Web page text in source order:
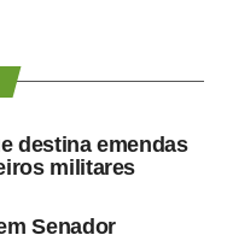
sua redução ao
na forma de avaliar
peso uma pessoa
destina emendas
militares
Senador